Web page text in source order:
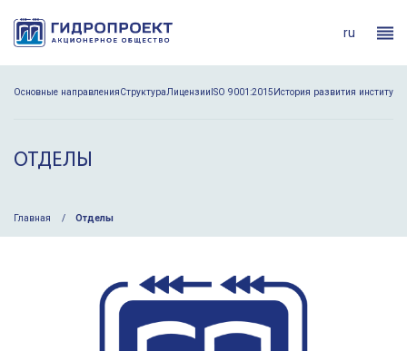
ru
Основные направленияСтруктураЛицензии ISO 9001:2015 История развития института
ОТДЕЛЫ
Главная Отделы